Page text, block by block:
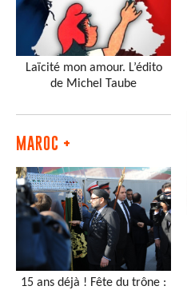
Laïcité mon amour. L’édito
de Michel Taube
MAROC +
15 ans déjà ! Fête du trône :